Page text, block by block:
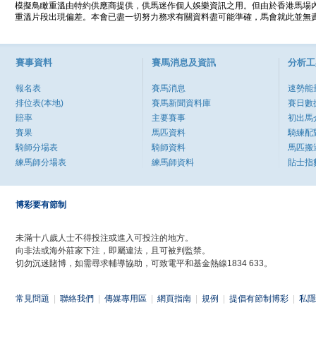
模擬鳥瞰重溫由特約供應商提供，供馬迷作個人娛樂資訊之用。但由於香港馬
重溫片段出現偏差。本會已盡一切努力務求有關資料盡可能準確，馬會就此並
賽事資料
報名表
排位表(本地)
賠率
賽果
騎師分場表
練馬師分場表
賽馬消息及資訊
賽馬消息
賽馬新聞資料庫
主要賽事
馬匹資料
騎師資料
練馬師資料
分析
速勢能
賽日數
初出馬
騎練配
馬匹搬
貼士指
博彩要有節制
未滿十八歲人士不得投注或進入可投注的地方。
向非法或海外莊家下注，即屬違法，且可被判監禁。
切勿沉迷賭博，如需尋求輔導協助，可致電平和基金熱線1834 633。
常見問題 聯絡我們 傳媒專用區 網頁指南 規例 提倡有節制博彩 私